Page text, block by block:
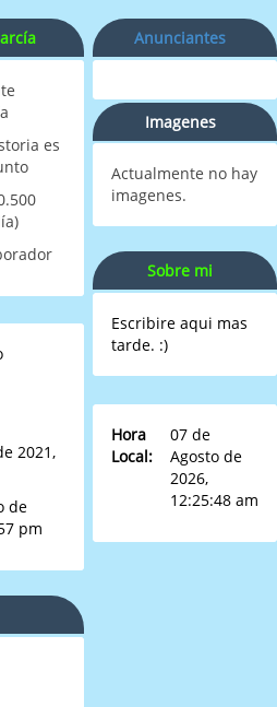
es
2021,
de
pm
Anunciantes
Imagenes
Actualmente no hay
imagenes.
Sobre mi
Escribire aqui mas
tarde. :)
Hora
Local:
07 de
Agosto de
2026,
12:25:48 am